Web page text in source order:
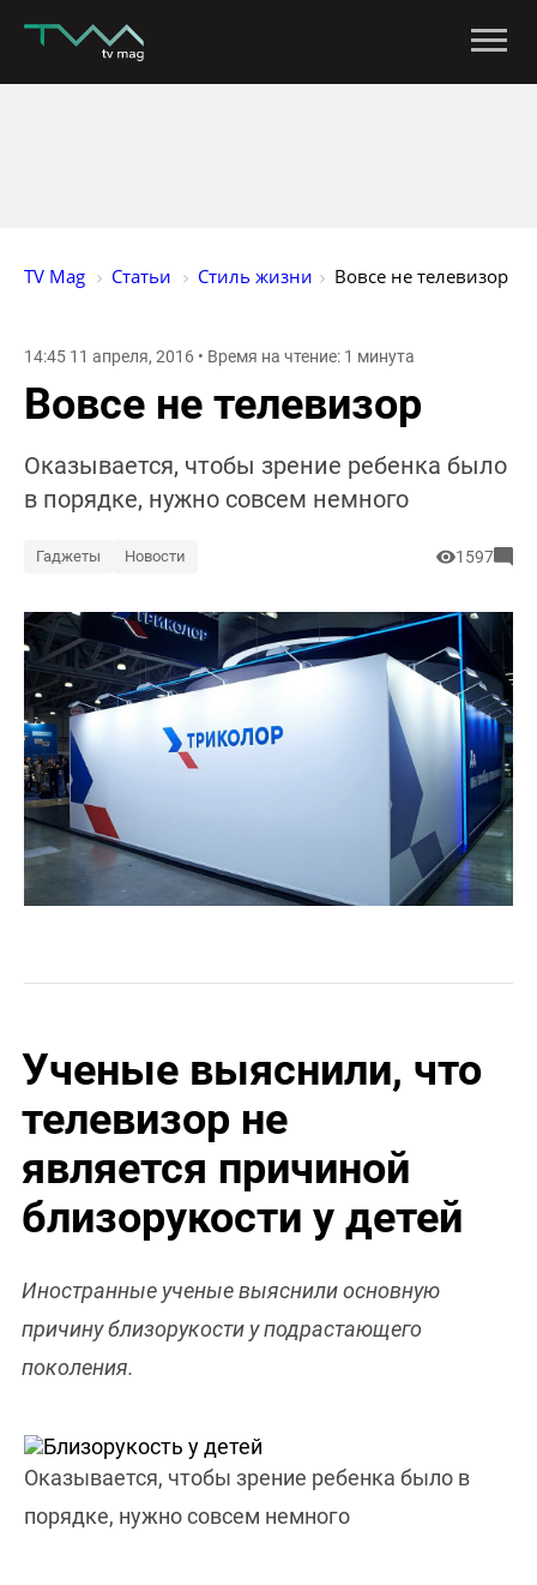
TV Mag Статьи Стиль жизни Вовсе не телевизор
14:45 11 апреля, 2016 • Время на чтение: 1 минута
Вовсе не телевизор
Оказывается, чтобы зрение ребенка было
в порядке, нужно совсем немного
Гаджеты Новости 1597
Ученые выяснили, что
телевизор не
является причиной
близорукости у детей
Иностранные ученые выяснили основную
причину близорукости у подрастающего
поколения.
Оказывается, чтобы зрение ребенка было в
порядке, нужно совсем немного